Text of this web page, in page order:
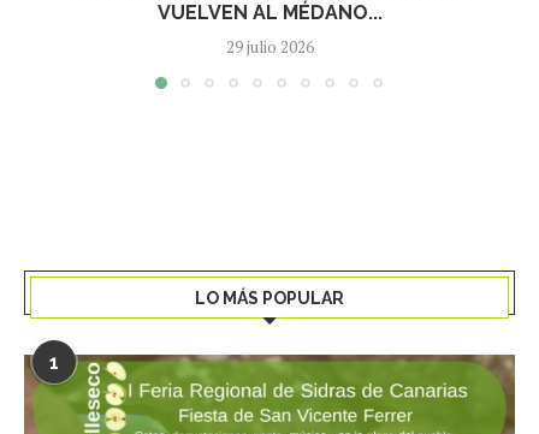
VUELVEN AL MÉDANO...
29 julio 2026
LO MÁS POPULAR
1